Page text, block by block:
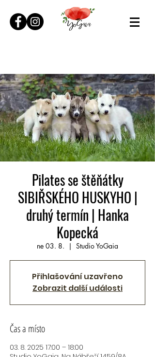
Pilates se štěňátky
SIBIŘSKÉHO HUSKYHO |
druhý termín | Hanka
Kopecká
ne 03. 8.
  |
Studio YoGaia
Přihlašování uzavřeno
Zobrazit další události
Čas a místo
03. 8. 2025 17:00 – 18:00